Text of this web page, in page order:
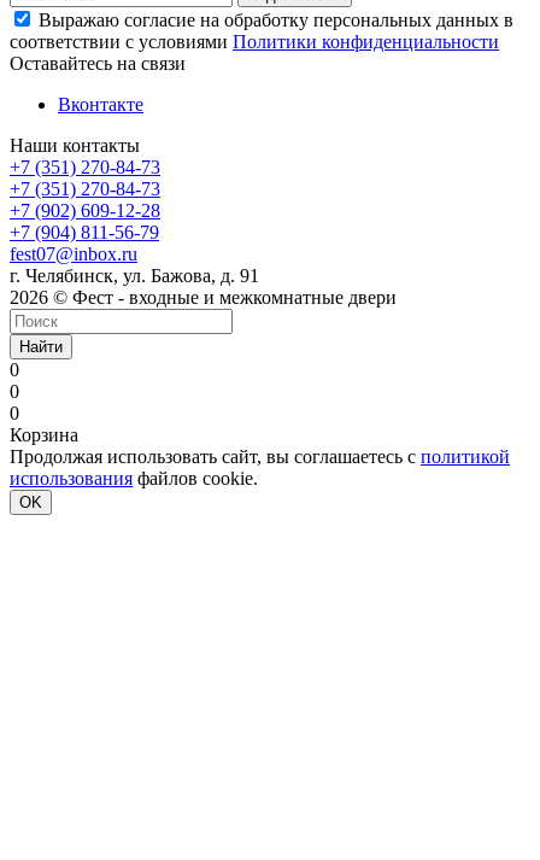
Выражаю согласие на обработку персональных данных в
соответствии с условиями Политики конфиденциальности
Оставайтесь на связи
Вконтакте
Наши контакты
+7 (351) 270-84-73
+7 (351) 270-84-73
+7 (902) 609-12-28
+7 (904) 811-56-79
fest07@inbox.ru
г. Челябинск, ул. Бажова, д. 91
2026 © Фест - входные и межкомнатные двери
Найти
0
0
0
Корзина
Продолжая использовать сайт, вы соглашаетесь с политикой
использования файлов cookie.
OK